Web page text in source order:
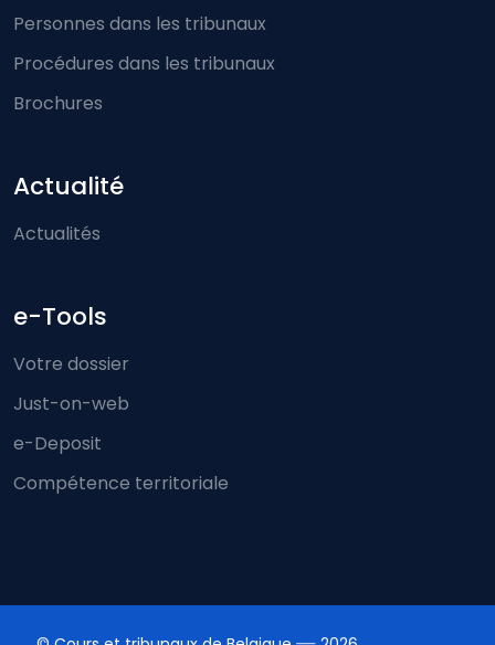
Personnes dans les tribunaux
Procédures dans les tribunaux
Brochures
Actualité
Actualités
e-Tools
Votre dossier
Just-on-web
e-Deposit
Compétence territoriale